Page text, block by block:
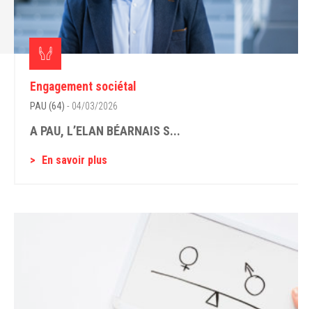
Engagement sociétal
PAU (64) - 04/03/2026
A PAU, L’ELAN BÉARNAIS S...
En savoir plus